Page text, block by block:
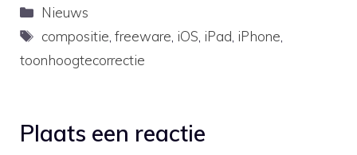
andere midi-sequencers
op de iPad, maar het
bijzondere aan GMS is
dat deze midi-
Categorieën
Nieuws
Tags
compositie ,freeware iOS iPad iPhone
toonhoogtecorrectie
Plaats een reactie